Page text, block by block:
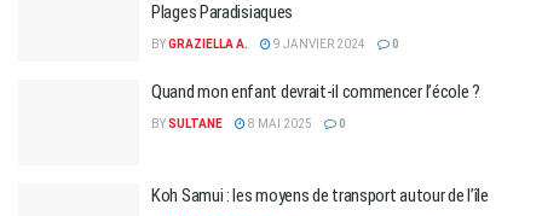
Plages Paradisiaques
BYGRAZIELLA A. 9 JANVIER 2024 0
Quand mon enfant devrait-il commencer l’école ?
BYSULTANE 8 MAI 2025 0
Koh Samui : les moyens de transport autour de l’île